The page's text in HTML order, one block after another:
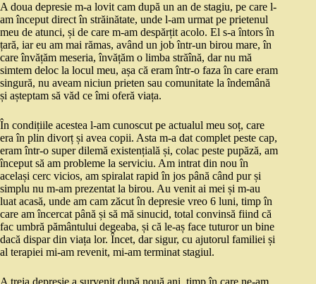
A doua depresie m-a lovit cam după un an de stagiu, pe care l-
am început direct în străinătate, unde l-am urmat pe prietenul
meu de atunci, și de care m-am despărțit acolo. El s-a întors în
țară, iar eu am mai rămas, având un job într-un birou mare, în
care învățăm meseria, învățăm o limba străînă, dar nu mă
simtem deloc la locul meu, așa că eram într-o faza în care eram
singură, nu aveam niciun prieten sau comunitate la îndemână
și așteptam să văd ce îmi oferă viața.
În condițiile acestea l-am cunoscut pe actualul meu soț, care
era în plin divorț și avea copii. Asta m-a dat complet peste cap,
eram într-o super dilemă existențială și, colac peste pupăză, am
început să am probleme la serviciu. Am intrat din nou în
același cerc vicios, am spiralat rapid în jos până când pur și
simplu nu m-am prezentat la birou. Au venit ai mei și m-au
luat acasă, unde am cam zăcut în depresie vreo 6 luni, timp în
care am încercat până și să mă sinucid, total convinsă fiind că
fac umbră pământului degeaba, și că le-aș face tuturor un bine
dacă dispar din viața lor. Încet, dar sigur, cu ajutorul familiei și
al terapiei mi-am revenit, mi-am terminat stagiul.